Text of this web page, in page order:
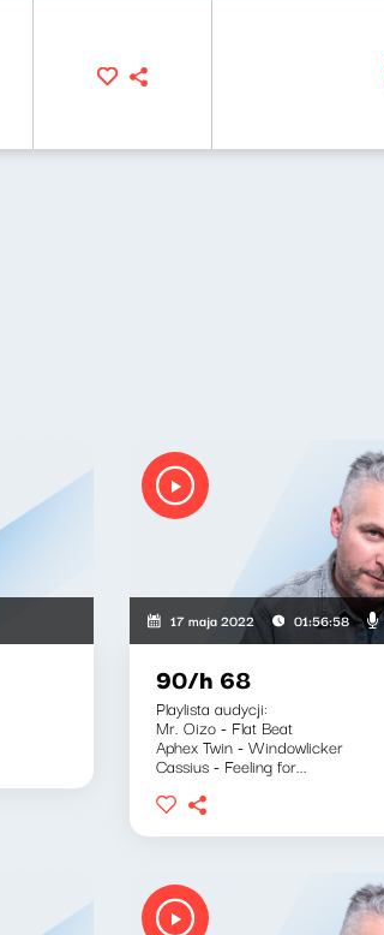
17 maja 2022 01:56:58
90/h 68
Playlista audycji:
Mr. Oizo - Flat Beat
Aphex Twin - Windowlicker
Cassius - Feeling for...